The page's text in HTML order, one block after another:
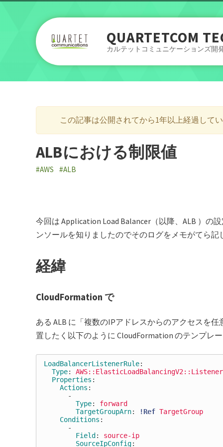
QUARTETCOM
カルテットコミュニケーションズ開
この記事は公開されてから1年以上経過して
ALBにおける制限値
#AWS #ALB
今回は Application Load Balancer（以降、ALB ）の
ンソールを知りましたのでそのログをメモがてら記
経緯
CloudFormation で
ある ALB に「複数のIPアドレスからのアクセスを
置したく以下のように CloudFormation のテンプレ
LoadBalancerListenerRule:
Type:
Properties :
Actions :
-
Type:
forward
TargetGroupArn: !Ref TargetGroup
Conditions :
-
Field :
source-ip
SourceIpConfig: